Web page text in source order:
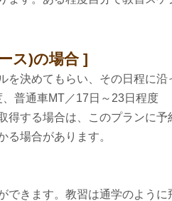
ス)の場合
決めてもらい、その日程に沿
普通車MT／17日～23日程度
得する場合は、このプランに
る場合があります。
できます。教習は通学のよう